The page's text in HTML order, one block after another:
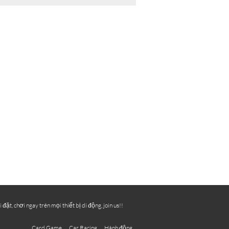
đặt, chơi ngay trên mọi thiết bị di động, join us!!